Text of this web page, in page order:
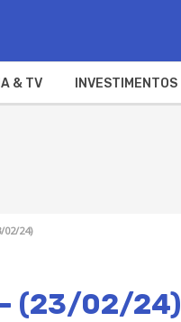
& TV INVESTIMENTOS
02/24)
(23/02/24)